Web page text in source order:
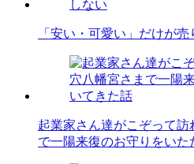
「安い・可愛い」だけが
起業家さん達がこぞって訪
で一陽来復のお守りをいた